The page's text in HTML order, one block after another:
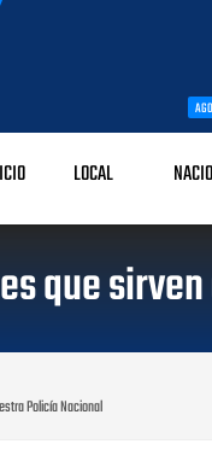
JOSÉFA
LOCAL
que
Policía Nacional